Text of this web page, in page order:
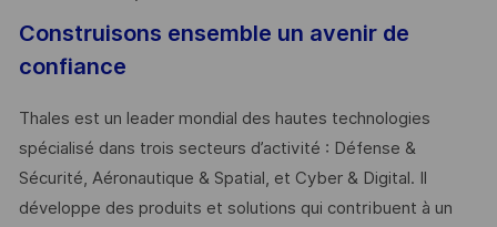
Construisons ensemble un avenir de
confiance
Thales est un leader mondial des hautes technologies
spécialisé dans trois secteurs d’activité : Défense &
Sécurité, Aéronautique & Spatial, et Cyber & Digital. Il
développe des produits et solutions qui contribuent à un